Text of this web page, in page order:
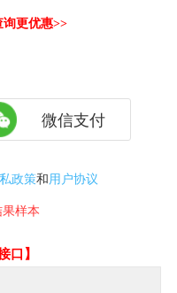
询更优惠>>
微信支付
政策和 用户协议
果样本
口】